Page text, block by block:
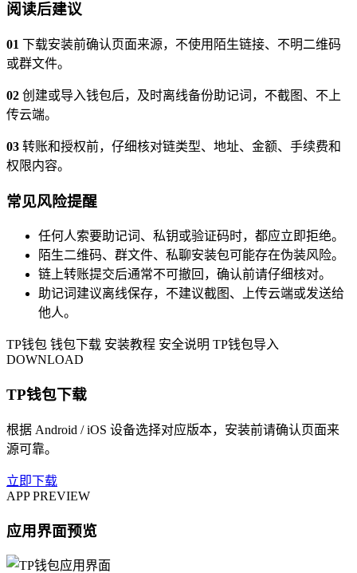
阅读后建议
01 下载安装前确认页面来源，不使用陌生链接、不明二维码
或群文件。
02 创建或导入钱包后，及时离线备份助记词，不截图、不上
传云端。
03 转账和授权前，仔细核对链类型、地址、金额、手续费和
权限内容。
常见风险提醒
任何人索要助记词、私钥或验证码时，都应立即拒绝。
陌生二维码、群文件、私聊安装包可能存在伪装风险。
链上转账提交后通常不可撤回，确认前请仔细核对。
助记词建议离线保存，不建议截图、上传云端或发送给
他人。
TP钱包 钱包下载 安装教程 安全说明 TP钱包导入
DOWNLOAD
TP钱包下载
根据 Android / iOS 设备选择对应版本，安装前请确认页面来
源可靠。
立即下载
APP PREVIEW
应用界面预览